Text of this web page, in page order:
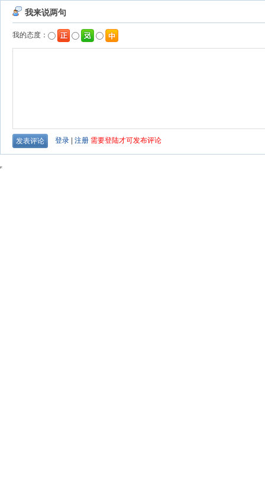
我来说两句
我的态度：
登录 注册 需要登陆才可发布评论